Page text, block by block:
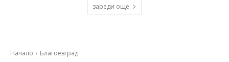
зареди още